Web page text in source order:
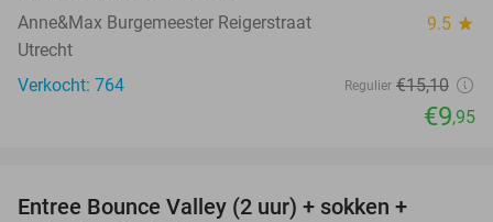
Anne&Max Burgemeester Reigerstraat 9.5 star
Utrecht
Verkocht: 764
Regulier €15,10
€9,95
Entree Bounce Valley (2 uur) + sokken +